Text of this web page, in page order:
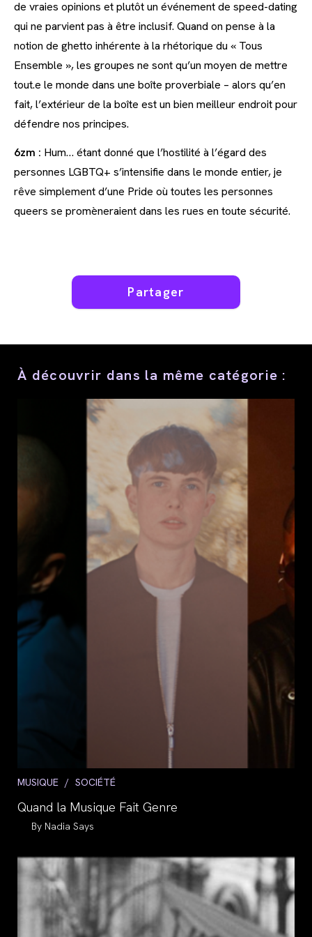
de vraies opinions et plutôt un événement de speed-dating
qui ne parvient pas à être inclusif. Quand on pense à la
notion de ghetto inhérente à la rhétorique du « Tous
Ensemble », les groupes ne sont qu’un moyen de mettre
tout.e le monde dans une boîte proverbiale – alors qu’en
fait, l’extérieur de la boîte est un bien meilleur endroit pour
défendre nos principes.
6zm : Hum… étant donné que l’hostilité à l’égard des
personnes LGBTQ+ s’intensifie dans le monde entier, je
rêve simplement d’une Pride où toutes les personnes
queers se promèneraient dans les rues en toute sécurité.
Partager
Partager
À découvrir dans la même catégorie :
Post
MUSIQUE / SOCIÉTÉ
Quand la Musique Fait Genre
Auteur/autrice
la
publication :
Nadia Says